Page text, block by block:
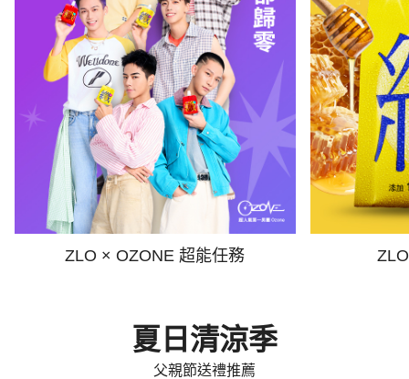
ZLO × OZONE 超能任務
夏日清涼季
父親節送禮推薦